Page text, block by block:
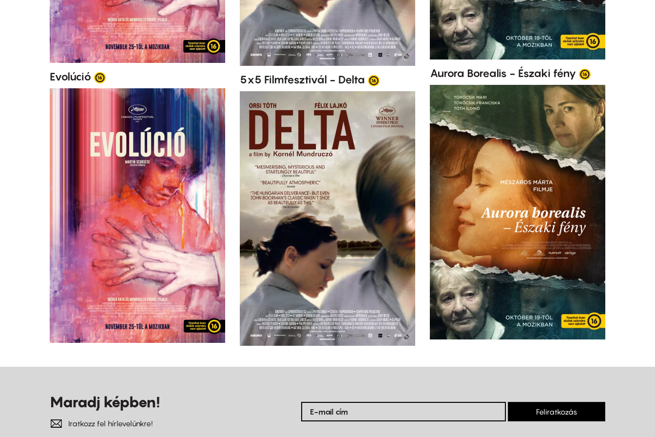
Evolúció 5x5 Filmfesztivál - Delta
Aurora Borealis - Északi fény
Maradj képben!
Iratkozz fel hírlevelünkre!
Feliratkozás